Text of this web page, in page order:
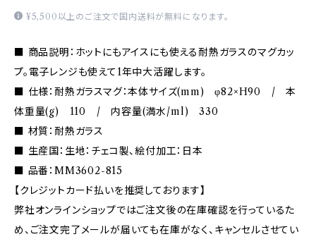
¥5,500以上のご注文で国内送料が無料になります。
■ 商品説明：ホットにもアイスにも使える耐熱ガラスのマグカッ
プ。電子レンジも使えて1年中大活躍します。
■ 仕様：耐熱ガラスマグ：本体サイズ(mm) φ82×H90 / 本
体重量(g) 110 / 内容量(満水/ml) 330
■ 材質：耐熱ガラス
■ 生産国：生地：チェコ製、絵付加工：日本
■ 品番：MM3602-815
【クレジットカード払いを推奨しております】
弊社オンラインショップではご注文後の在庫確認を行っているた
め、ご注文完了メールが届いても在庫がなく、キャンセルさせてい